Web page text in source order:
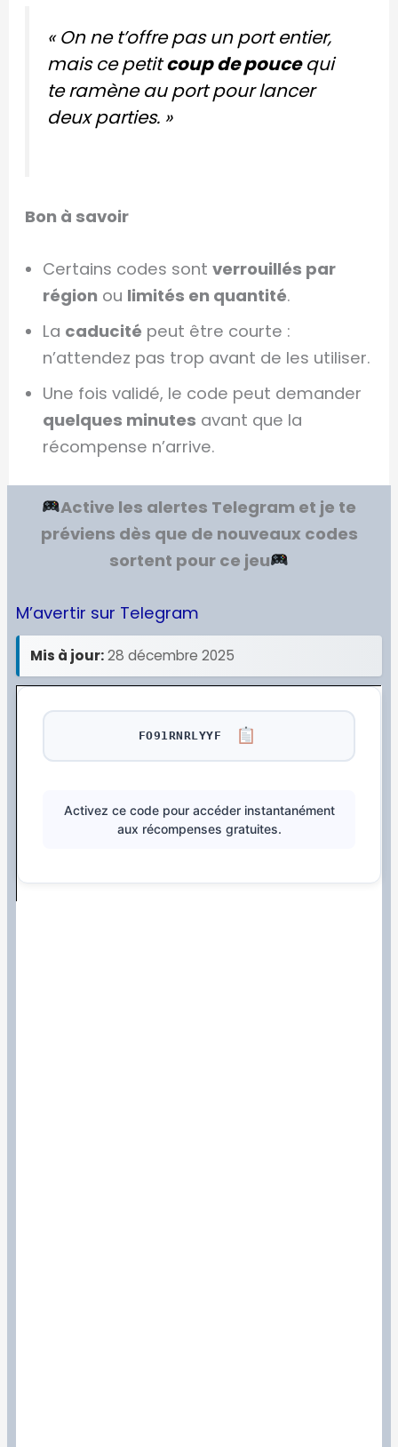
« On ne t’offre pas un port entier,
mais ce petitcoup de poucequi
te ramène au port pour lancer
deux parties. »
Bon à savoir
Certains codes sontverrouillés par
région ou limités en quantité.
La caducité peut être courte :
n’attendez pas trop avant de les utiliser.
Une fois validé, le code peut demander
quelques minutes avant que la
récompense n’arrive.
Active les alertes Telegram et je te
préviens dès que de nouveaux codes
sortent pour ce jeu
M’avertir sur Telegram
Mis à jour:28 décembre 2025
FO91RNRLYYF
Activez ce code pour accéder instantanément
aux récompenses gratuites.